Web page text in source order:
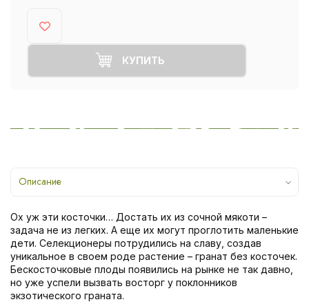
КУПИТЬ
Описание
Ох уж эти косточки… Достать их из сочной мякоти –
задача не из легких. А еще их могут проглотить маленькие
дети. Селекционеры потрудились на славу, создав
уникальное в своем роде растение – гранат без косточек.
Бескосточковые плоды появились на рынке не так давно,
но уже успели вызвать восторг у поклонников
экзотического граната.